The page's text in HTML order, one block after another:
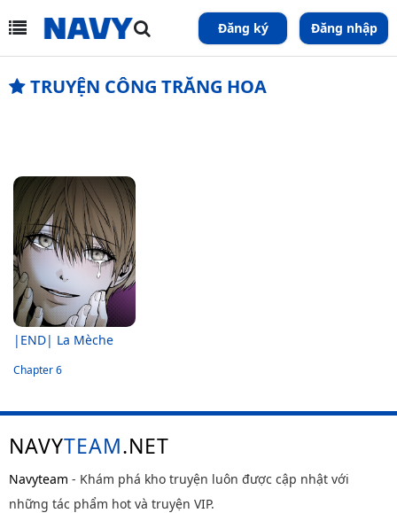
Đăng ký Đăng nhập
TRUYỆN CÔNG TRĂNG HOA
|END| La Mèche
Chapter 6
NAVYTEAM.NET
Navyteam - Khám phá kho truyện luôn được cập nhật với
những tác phẩm hot và truyện VIP.